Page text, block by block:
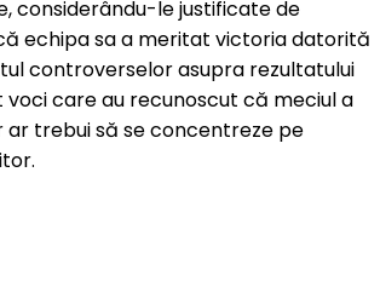
considerându-le justificate de
echipa sa a meritat victoria datorită
controverselor asupra rezultatului
voci care au recunoscut că meciul a
trebui să se concentreze pe